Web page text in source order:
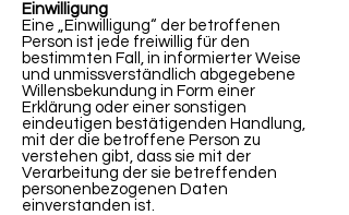
Einwilligung
Eine „Einwilligung“ der betroffenen
Person ist jede freiwillig für den
bestimmten Fall, in informierter Weise
und unmissverständlich abgegebene
Willensbekundung in Form einer
Erklärung oder einer sonstigen
eindeutigen bestätigenden Handlung,
mit der die betroffene Person zu
verstehen gibt, dass sie mit der
Verarbeitung der sie betreffenden
personenbezogenen Daten
einverstanden ist.